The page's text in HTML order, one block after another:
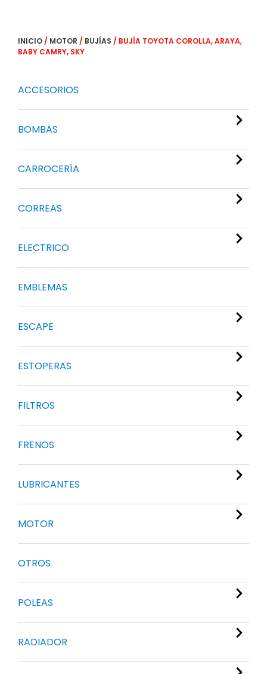
INICIO / MOTOR / BUJÍAS / BUJÍA TOYOTA COROLLA, ARAYA,
BABY CAMRY, SKY
ACCESORIOS
BOMBAS
CARROCERÍA
CORREAS
ELECTRICO
EMBLEMAS
ESCAPE
ESTOPERAS
FILTROS
FRENOS
LUBRICANTES
MOTOR
OTROS
POLEAS
RADIADOR